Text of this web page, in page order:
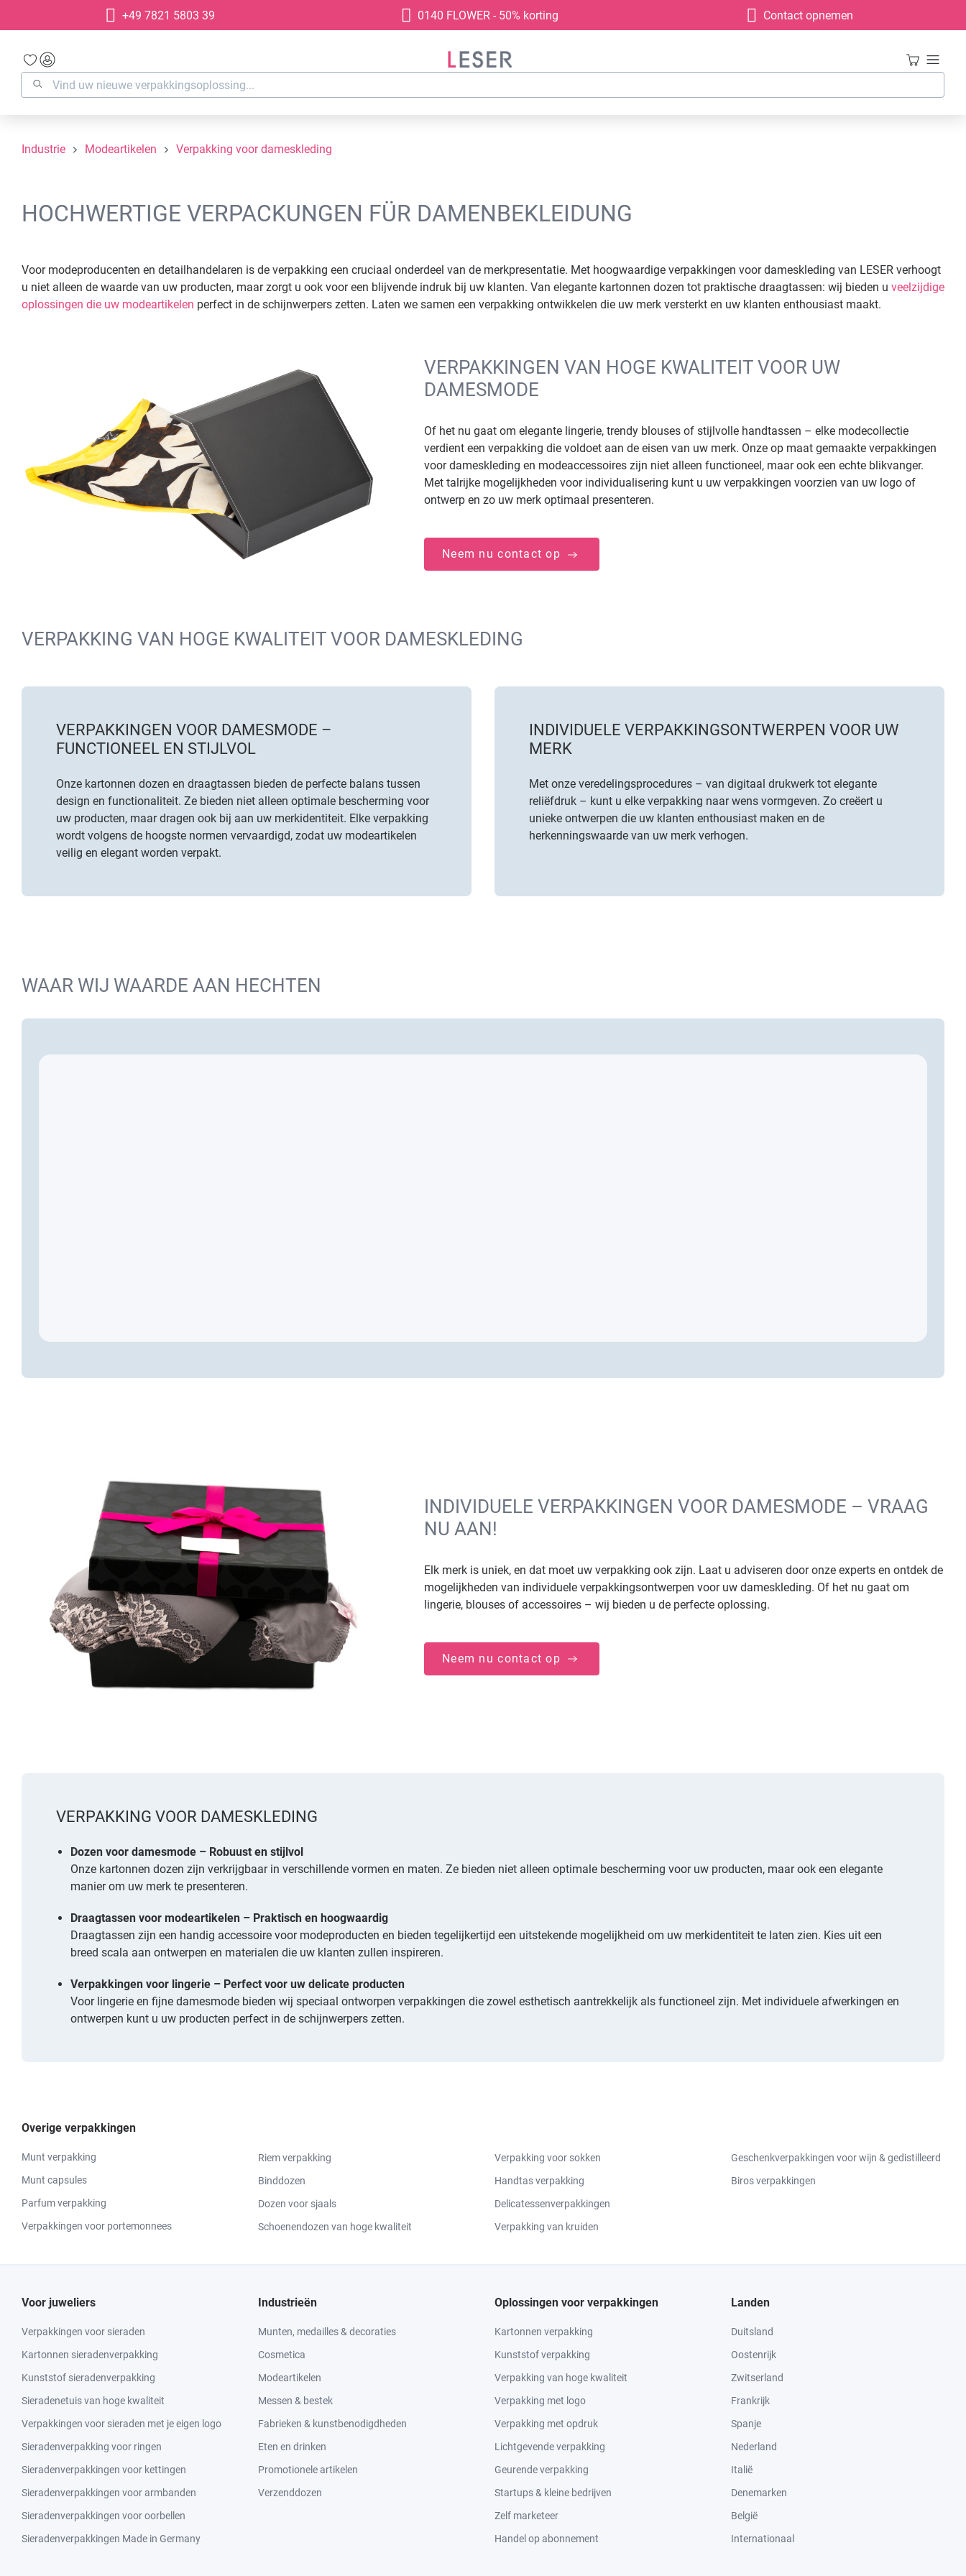
Ga naar de hoofdnavigatie
+49 7821 5803 39 0140 FLOWER - 50% korting Contact opnemen
Industrie Modeartikelen Verpakking voor dameskleding
HOCHWERTIGE VERPACKUNGEN FÜR DAMENBEKLEIDUNG
Voor modeproducenten en detailhandelaren is de verpakking een cruciaal onderdeel van de merkpresentatie. Met hoogwaardige verpakkingen voor dameskleding van LESER verhoogt
u niet alleen de waarde van uw producten, maar zorgt u ook voor een blijvende indruk bij uw klanten. Van elegante kartonnen dozen tot praktische draagtassen: wij bieden u veelzijdige
oplossingen die uw modeartikelen perfect in de schijnwerpers zetten. Laten we samen een verpakking ontwikkelen die uw merk versterkt en uw klanten enthousiast maakt.
VERPAKKINGEN VAN HOGE KWALITEIT VOOR UW
DAMESMODE
Of het nu gaat om elegante lingerie, trendy blouses of stijlvolle handtassen – elke modecollectie
verdient een verpakking die voldoet aan de eisen van uw merk. Onze op maat gemaakte verpakkingen
voor dameskleding en modeaccessoires zijn niet alleen functioneel, maar ook een echte blikvanger.
Met talrijke mogelijkheden voor individualisering kunt u uw verpakkingen voorzien van uw logo of
ontwerp en zo uw merk optimaal presenteren.
Neem nu contact op
VERPAKKING VAN HOGE KWALITEIT VOOR DAMESKLEDING
VERPAKKINGEN VOOR DAMESMODE –
FUNCTIONEEL EN STIJLVOL
Onze kartonnen dozen en draagtassen bieden de perfecte balans tussen
design en functionaliteit. Ze bieden niet alleen optimale bescherming voor
uw producten, maar dragen ook bij aan uw merkidentiteit. Elke verpakking
wordt volgens de hoogste normen vervaardigd, zodat uw modeartikelen
veilig en elegant worden verpakt.
INDIVIDUELE VERPAKKINGSONTWERPEN VOOR UW
MERK
Met onze veredelingsprocedures – van digitaal drukwerk tot elegante
reliëfdruk – kunt u elke verpakking naar wens vormgeven. Zo creëert u
unieke ontwerpen die uw klanten enthousiast maken en de
herkenningswaarde van uw merk verhogen.
WAAR WIJ WAARDE AAN HECHTEN
INDIVIDUELE VERPAKKINGEN VOOR DAMESMODE – VRAAG
NU AAN!
Elk merk is uniek, en dat moet uw verpakking ook zijn. Laat u adviseren door onze experts en ontdek de
mogelijkheden van individuele verpakkingsontwerpen voor uw dameskleding. Of het nu gaat om
lingerie, blouses of accessoires – wij bieden u de perfecte oplossing.
Neem nu contact op
VERPAKKING VOOR DAMESKLEDING
Dozen voor damesmode – Robuust en stijlvol
Onze kartonnen dozen zijn verkrijgbaar in verschillende vormen en maten. Ze bieden niet alleen optimale bescherming voor uw producten, maar ook een elegante
manier om uw merk te presenteren.
Draagtassen voor modeartikelen – Praktisch en hoogwaardig
Draagtassen zijn een handig accessoire voor modeproducten en bieden tegelijkertijd een uitstekende mogelijkheid om uw merkidentiteit te laten zien. Kies uit een
breed scala aan ontwerpen en materialen die uw klanten zullen inspireren.
Verpakkingen voor lingerie – Perfect voor uw delicate producten
Voor lingerie en fijne damesmode bieden wij speciaal ontworpen verpakkingen die zowel esthetisch aantrekkelijk als functioneel zijn. Met individuele afwerkingen en
ontwerpen kunt u uw producten perfect in de schijnwerpers zetten.
Overige verpakkingen
Munt verpakking
Munt capsules
Parfum verpakking
Verpakkingen voor portemonnees
Riem verpakking
Binddozen
Dozen voor sjaals
Schoenendozen van hoge kwaliteit
Verpakking voor sokken
Handtas verpakking
Delicatessenverpakkingen
Verpakking van kruiden
Geschenkverpakkingen voor wijn & gedistilleerd
Biros verpakkingen
Voor juweliers
Verpakkingen voor sieraden
Kartonnen sieradenverpakking
Kunststof sieradenverpakking
Sieradenetuis van hoge kwaliteit
Verpakkingen voor sieraden met je eigen logo
Sieradenverpakking voor ringen
Sieradenverpakkingen voor kettingen
Sieradenverpakkingen voor armbanden
Sieradenverpakkingen voor oorbellen
Sieradenverpakkingen Made in Germany
Industrieën
Munten, medailles & decoraties
Cosmetica
Modeartikelen
Messen & bestek
Fabrieken & kunstbenodigdheden
Eten en drinken
Promotionele artikelen
Verzenddozen
Oplossingen voor verpakkingen
Kartonnen verpakking
Kunststof verpakking
Verpakking van hoge kwaliteit
Verpakking met logo
Verpakking met opdruk
Lichtgevende verpakking
Geurende verpakking
Startups & kleine bedrijven
Zelf marketeer
Handel op abonnement
Landen
Duitsland
Oostenrijk
Zwitserland
Frankrijk
Spanje
Nederland
Italië
Denemarken
België
Internationaal